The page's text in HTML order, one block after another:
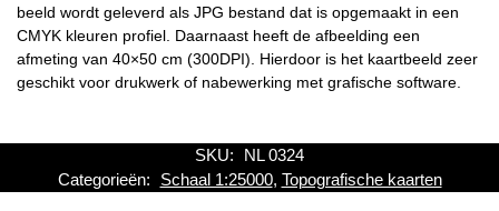
beeld wordt geleverd als JPG bestand dat is opgemaakt in een
CMYK kleuren profiel. Daarnaast heeft de afbeelding een
afmeting van 40×50 cm (300DPI). Hierdoor is het kaartbeeld zeer
geschikt voor drukwerk of nabewerking met grafische software.
SKU:
NL 0324
Categorieën:
Schaal 1:25000, Topografische kaarten